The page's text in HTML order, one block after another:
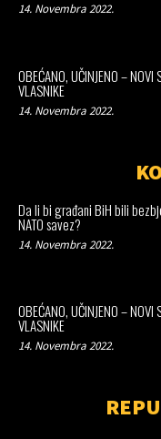
14. Novembra 2022.
OBEĆANO, UČINJENO – NOVI
VLASNIKE
14. Novembra 2022.
Da li bi građani BiH bili
NATO savez?
14. Novembra 2022.
OBEĆANO, UČINJENO – NOVI
VLASNIKE
14. Novembra 2022.